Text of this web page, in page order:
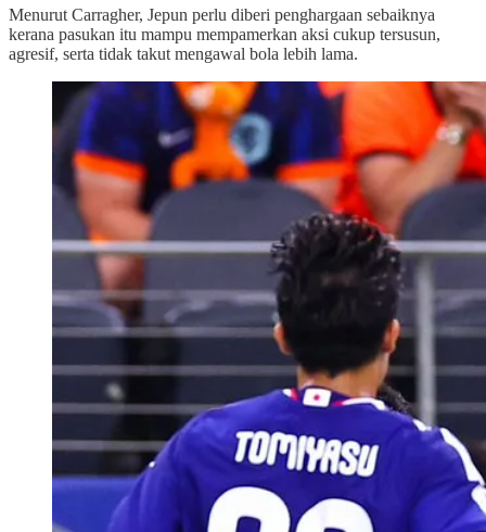
Menurut Carragher, Jepun perlu diberi penghargaan sebaiknya
kerana pasukan itu mampu mempamerkan aksi cukup tersusun,
agresif, serta tidak takut mengawal bola lebih lama.